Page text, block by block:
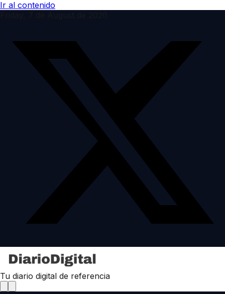
Ir al contenido
Tu diario digital de referencia